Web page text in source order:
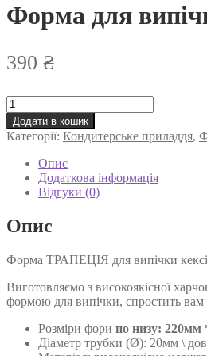
Форма для
390 ₴
Форма
для
випічки
кекса
ТРАПЕЦІЯ
трубкою
начинки
Kolobok
Cake
Додати в кошик
Категорії: Кондитерське приладдя,
Опис
Додаткова інформація
Відгуки (0)
Опис
Форма ТРАПЕЦІЯ для випічки
Виготовляємо ​​з високоякісної
формою для випічки, спростить вам
Розміри фори по низу: 220мм
Діаметр трубки (Ø): 20мм \